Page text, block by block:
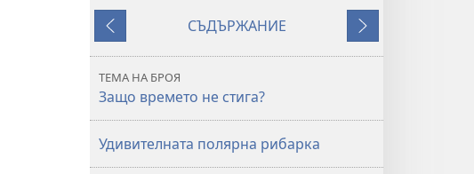
издания
Защо
стига?
Назад
СЪДЪРЖАНИЕ
Напред
ТЕМА НА БРОЯ
Защо времето не стига?
Удивителната полярна рибарка